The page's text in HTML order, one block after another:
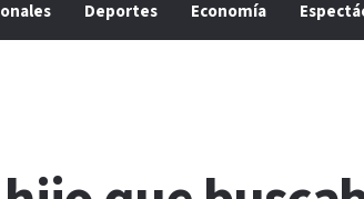
Deportes Economía